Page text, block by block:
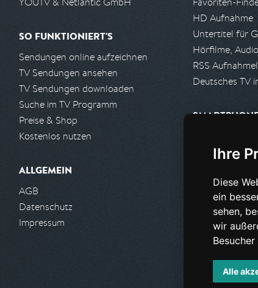
Ihre
Diese
ein
sehen,
wir
Alle
SO FUNKTIONIERT'S
Sendungen online aufzeichnen
TV Sendungen ansehen
TV Sendungen downloaden
Suche im TV Programm
Preise & Shop
Kostenlos nutzen
ALLGEMEIN
AGB
Datenschutz
Impressum
HD Aufnahme
Untertitel für
Hörfilme,
RSS
Deutsches TV
Android App
PARTNER
Partnerliste
Partner werden